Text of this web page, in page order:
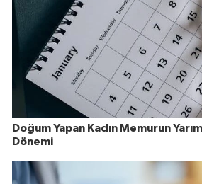
Doğum Yapan Kadın Memurun
Dönemi